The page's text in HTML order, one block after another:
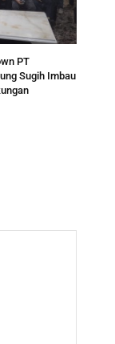
PT
Sugih Imbau